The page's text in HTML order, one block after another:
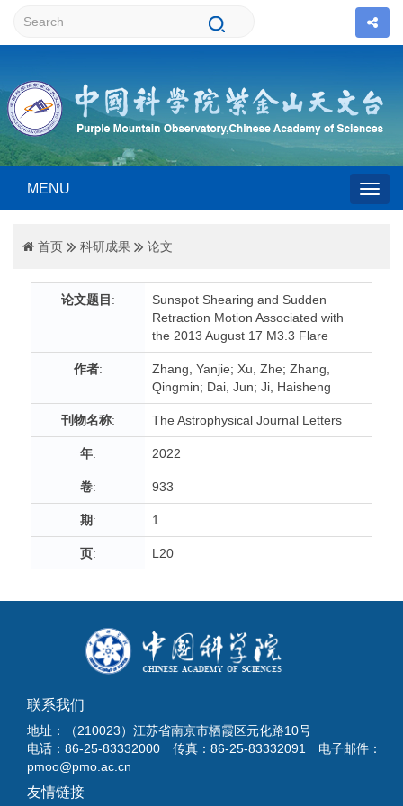
MENU
首页 科研成果 论文
论文题目 :
Sunspot Shearing and Sudden
Retraction Motion Associated with
the 2013 August 17 M3.3 Flare
作者:
Zhang, Yanjie; Xu, Zhe; Zhang,
Qingmin; Dai, Jun; Ji, Haisheng
刊物名称: The Astrophysical Journal Letters
年: 2022
卷: 933
期: 1
页: L20
联系我们
地址：（210023）江苏省南京市栖霞区元化路10号
电话：86-25-83332000 传真：86-25-83332091 电子邮件：
pmoo@pmo.ac.cn
友情链接